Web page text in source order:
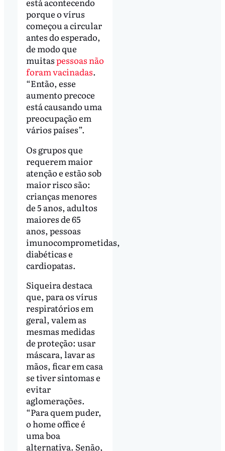
porque o vírus
começou a circular
antes do esperado,
de modo que
muitaspessoas não
foram vacinadas.
“Então, esse
aumento precoce
está causando uma
preocupação em
vários países”.
Os grupos que
requerem maior
atenção e estão sob
maior risco são:
crianças menores
de 5 anos, adultos
maiores de 65
anos, pessoas
imunocomprometidas,
diabéticas e
cardiopatas.
Siqueira destaca
que, para os vírus
respiratórios em
geral, valem as
mesmas medidas
de proteção: usar
máscara, lavar as
mãos, ficar em casa
se tiver sintomas e
evitar
aglomerações.
“Para quem puder,
o home office é
uma boa
alternativa. Senão,